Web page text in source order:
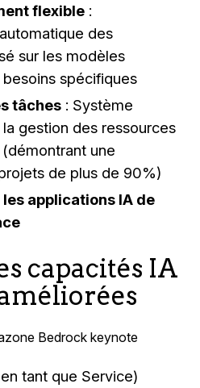
flexible:
des
sur les modèles
spécifiques
tâches: Système
gestion des ressources
une
de plus de 90%)
applications IA de
capacités IA
tant que Service)